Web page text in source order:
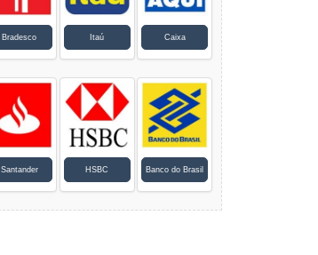
Bradesco Itaú Caixa
Santander HSBC Banco do Brasil